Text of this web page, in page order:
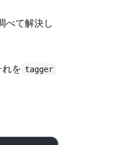
べて解決し
を tagger